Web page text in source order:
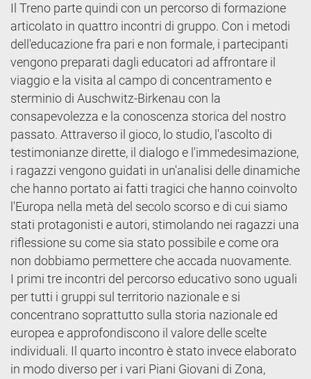
Il Treno parte quindi con un percorso di formazione
articolato in quattro incontri di gruppo. Con i metodi
dell'educazione fra pari e non formale, i partecipanti
vengono preparati dagli educatori ad affrontare il
viaggio e la visita al campo di concentramento e
sterminio di Auschwitz-Birkenau con la
consapevolezza e la conoscenza storica del nostro
passato. Attraverso il gioco, lo studio, l'ascolto di
testimonianze dirette, il dialogo e l'immedesimazione,
i ragazzi vengono guidati in un'analisi delle dinamiche
che hanno portato ai fatti tragici che hanno coinvolto
l'Europa nella metà del secolo scorso e di cui siamo
stati protagonisti e autori, stimolando nei ragazzi una
riflessione su come sia stato possibile e come ora
non dobbiamo permettere che accada nuovamente.
I primi tre incontri del percorso educativo sono uguali
per tutti i gruppi sul territorio nazionale e si
concentrano soprattutto sulla storia nazionale ed
europea e approfondiscono il valore delle scelte
individuali. Il quarto incontro è stato invece elaborato
in modo diverso per i vari Piani Giovani di Zona,